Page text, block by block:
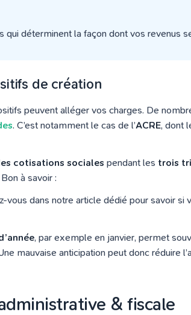
déterminent la façon dont vos revenus
de création
peuvent alléger vos charges. De
. C’est notamment le cas de l’ACRE, dont
cotisations sociales pendant les trois
à savoir :
vous dans notre article dédié pour savoir si
, par exemple en janvier, permet
mauvaise anticipation peut donc réduire
& fiscale